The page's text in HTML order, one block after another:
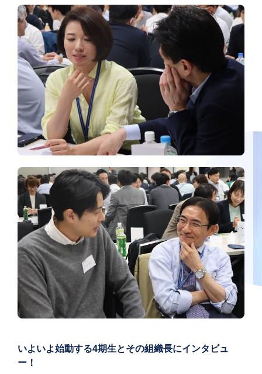
いよいよ始動する4期生とその組織長にインタビュ
ー！